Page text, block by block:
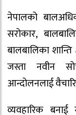
नेपालको
सरोकार,
बालबालिका शान्ति
जस्ता नवीन
आन्दोलनलाई
व्यवहारिक बनाई